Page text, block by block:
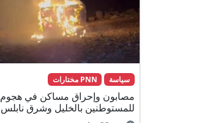
سياسة PNN مختارات
مصابون وإحراق مساكن في هجوم
للمستوطنين بالخليل وشرق نابلس